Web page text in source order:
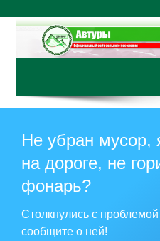
содержимому
Не убран мусор,
на дороге, не
фонарь?
Столкнулись с
сообщите о ней!